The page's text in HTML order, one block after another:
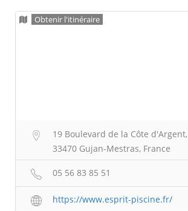
Obtenir l'itinéraire
19 Boulevard de la Côte d'Argent,
33470 Gujan-Mestras, France
05 56 83 85 51
https://www.esprit-piscine.fr/